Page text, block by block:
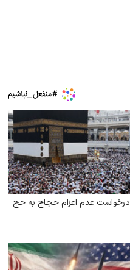
درخواست عدم اعزام حجاج به حج